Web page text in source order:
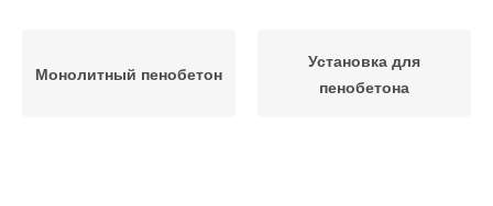
Монолитный пенобетон
Установка для
пенобетона